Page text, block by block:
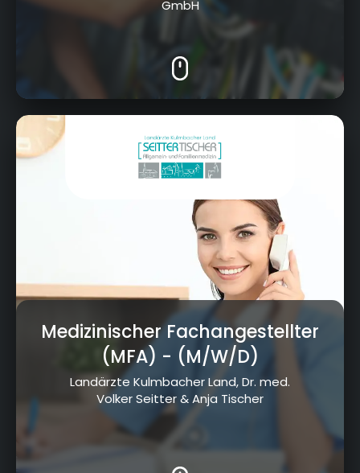
GmbH
Kirschenallee 3a, 95349 Thurnau
Medizinischer Fachangestellter
(MFA) - (M/W/D)
Landärzte Kulmbacher Land, Dr. med.
Volker Seitter & Anja Tischer